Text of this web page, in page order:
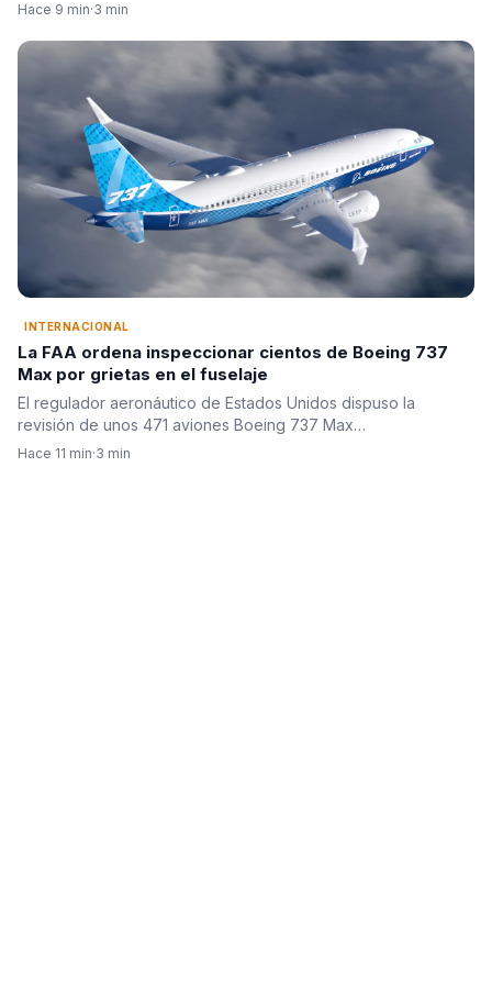
Hace 9 min·3 min
INTERNACIONAL
La FAA ordena inspeccionar cientos de Boeing 737
Max por grietas en el fuselaje
El regulador aeronáutico de Estados Unidos dispuso la
revisión de unos 471 aviones Boeing 737 Max…
Hace 11 min·3 min